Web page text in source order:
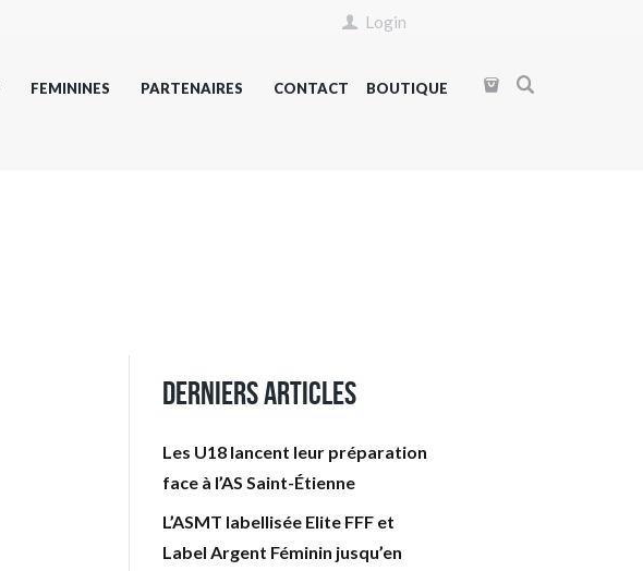
Login
FEMININES PARTENAIRES CONTACT BOUTIQUE
Derniers articles
Les U18 lancent leur préparation
face à l’AS Saint-Étienne
L’ASMT labellisée Elite FFF et
Label Argent Féminin jusqu’en